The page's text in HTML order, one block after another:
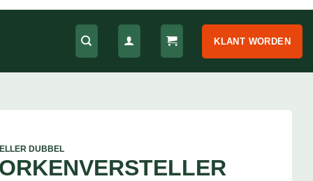
KLANT WORDEN
DUBBEL